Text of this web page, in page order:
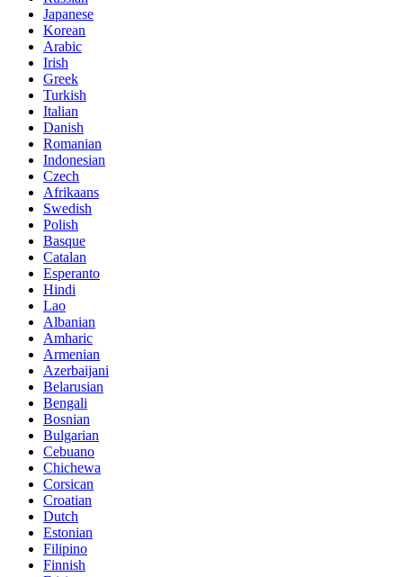
Japanese
Korean
Arabic
Irish
Greek
Turkish
Italian
Danish
Romanian
Indonesian
Czech
Afrikaans
Swedish
Polish
Basque
Catalan
Esperanto
Hindi
Lao
Albanian
Amharic
Armenian
Azerbaijani
Belarusian
Bengali
Bosnian
Bulgarian
Cebuano
Chichewa
Corsican
Croatian
Dutch
Estonian
Filipino
Finnish